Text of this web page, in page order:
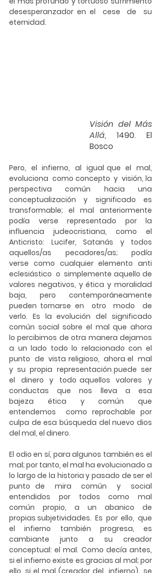
desesperanzador en el  cese  de  su
eternidad.
Visión del Más
Allá, 1490. El
Bosco
Pero,  el  infierno,  al  igual que  el  mal,
evoluciona  como concepto  y  visión, la
perspectiva común hacia una
conceptualización y significado es
transformable; el mal anteriormente
podía verse representado por la
influencia judeocristiana, como el
Anticristo: Lucifer, Satanás y todos
aquellos/as  pecadores/as;  podía
verse  como  cualquier  elemento  anti
eclesiástico  o  simplemente aquello de
valores negativos, y ética y moralidad
baja, pero contemporáneamente
pueden tornarse en  otro  modo  de
verlo.  Es  la  evolución  del  significado
común  social  sobre  el  mal  que  ahora
lo percibimos de otra manera dejamos
a un lado todo lo relacionado con el
punto  de  vista religioso,  ahora el  mal
y  su  propia  representación puede  ser
el  dinero  y  todo aquellos  valores  y
conductas  que  nos  lleva  a  esa
bajeza  ética  y  común  que
entendemos  como reprochable por
culpa de esa búsqueda del nuevo dios
del mal, el dinero.
El odio en sí, para algunos también es el
mal; por tanto, el mal ha evolucionado a
lo largo de la historia y pasado de ser el
punto de  mira  común  y  social
entendidos  por  todos  como  mal
común  propio,  a  un  abanico  de
el  infierno  también  progresa,  es
cambiante  junto  a  su  creador
conceptual: el mal. Como decía antes,
si el infierno existe es gracias al mal; por